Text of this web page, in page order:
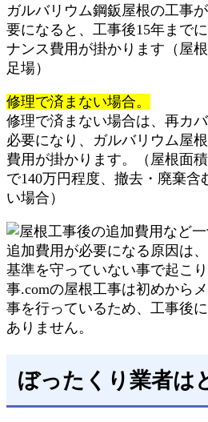
ガルバリウム鋼鈑屋根の工事
要になると、工事後15年まで
ナンス費用が掛かります（屋
足場）
修理で済まない場合。
修理で済まない場合は、再カ
必要になり、ガルバリウム屋
費用が掛かります。（屋根面
で140万円程度、撤去・廃棄含
い場合）
追加費用が必要になる原因は
基準を守っていない事で起こ
事.comの屋根工事は初めから
事を行っているため、工事後
ありません。
ぼったくり業者は